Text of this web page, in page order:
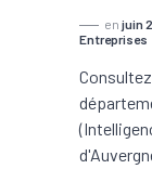
en juin
Entreprises